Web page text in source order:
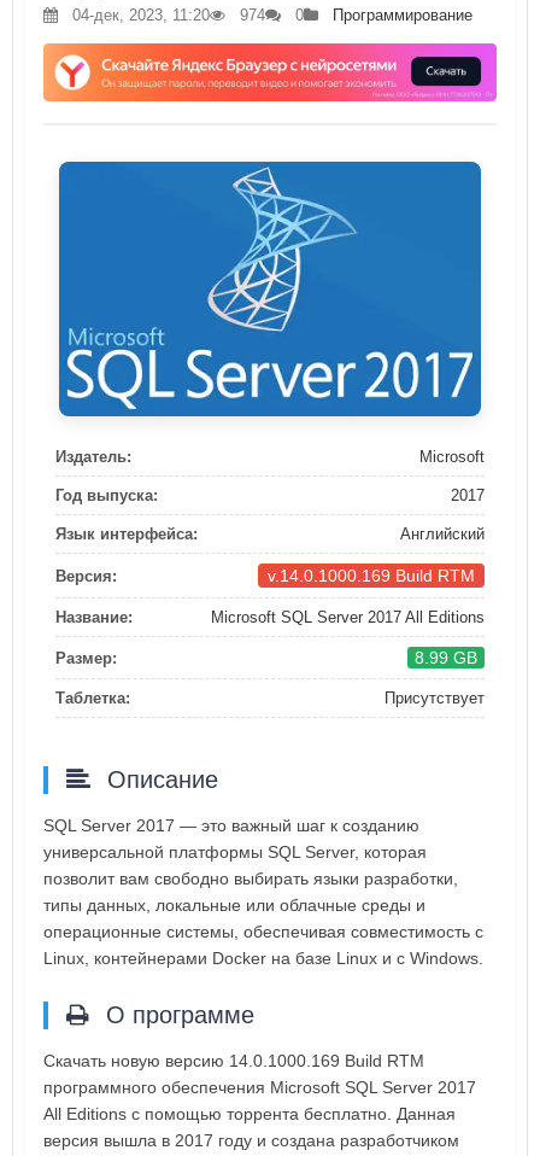
04-дек, 2023, 11:20 974 0 Программирование
Издатель: Microsoft
Год выпуска: 2017
Язык интерфейса: Английский
Версия: v.14.0.1000.169 Build RTM
Название: Microsoft SQL Server 2017 All Editions
Размер: 8.99 GB
Таблетка: Присутствует
Описание
SQL Server 2017 — это важный шаг к созданию
универсальной платформы SQL Server, которая
позволит вам свободно выбирать языки разработки,
типы данных, локальные или облачные среды и
операционные системы, обеспечивая совместимость с
Linux, контейнерами Docker на базе Linux и с Windows.
О программе
Скачать новую версию 14.0.1000.169 Build RTM
программного обеспечения Microsoft SQL Server 2017
All Editions с помощью торрента бесплатно. Данная
версия вышла в 2017 году и создана разработчиком